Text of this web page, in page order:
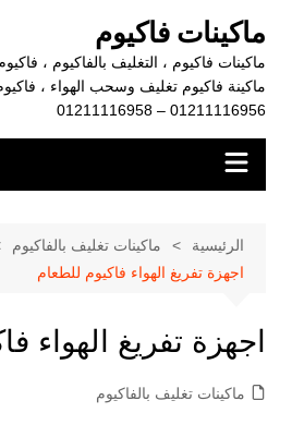
المحتوى
ماكينات فاكيوم
ماكينات فاكيوم ، التغليف بالفاكيوم ،
01211116956 – 01211116958
الرئيسية
ماكينات تغليف بالفاكيوم
اجهزة تفريغ الهواء فاكيوم للطعام
اجهزة تفريغ الهواء
ماكينات تغليف بالفاكيوم